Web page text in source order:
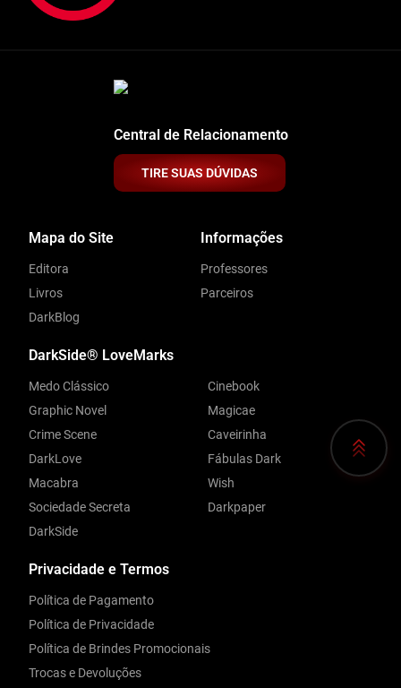
Central de Relacionamento
TIRE SUAS DÚVIDAS
Privacidade e Termos
Política de Pagamento
Política de Privacidade
Política de Brindes Promocionais
Trocas e Devoluções
Mapa do Site
Editora
Livros
DarkBlog
Informações
Professores
Parceiros
DarkSide® LoveMarks
Medo Clássico
Graphic Novel
Crime Scene
DarkLove
Macabra
Sociedade Secreta
DarkSide
Cinebook
Magicae
Caveirinha
Fábulas Dark
Wish
Darkpaper